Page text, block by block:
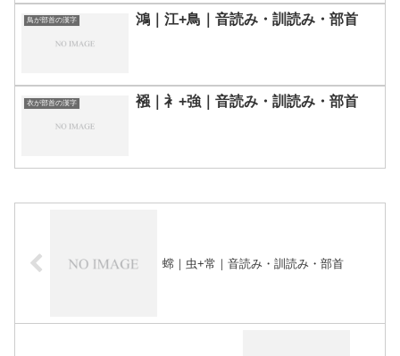
鳥が部首の漢字 鴻｜江+鳥｜音読み・訓読み・部首
衣が部首の漢字 襁｜衤+強｜音読み・訓読み・部首
蟐｜虫+常｜音読み・訓読み・部首